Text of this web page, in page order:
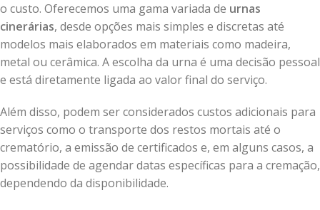
o custo. Oferecemos uma gama variada de urnas
cinerárias, desde opções mais simples e discretas até
modelos mais elaborados em materiais como madeira,
metal ou cerâmica. A escolha da urna é uma decisão pessoal
e está diretamente ligada ao valor final do serviço.
Além disso, podem ser considerados custos adicionais para
serviços como o transporte dos restos mortais até o
crematório, a emissão de certificados e, em alguns casos, a
possibilidade de agendar datas específicas para a cremação,
dependendo da disponibilidade.